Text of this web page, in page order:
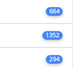
664
1352
294